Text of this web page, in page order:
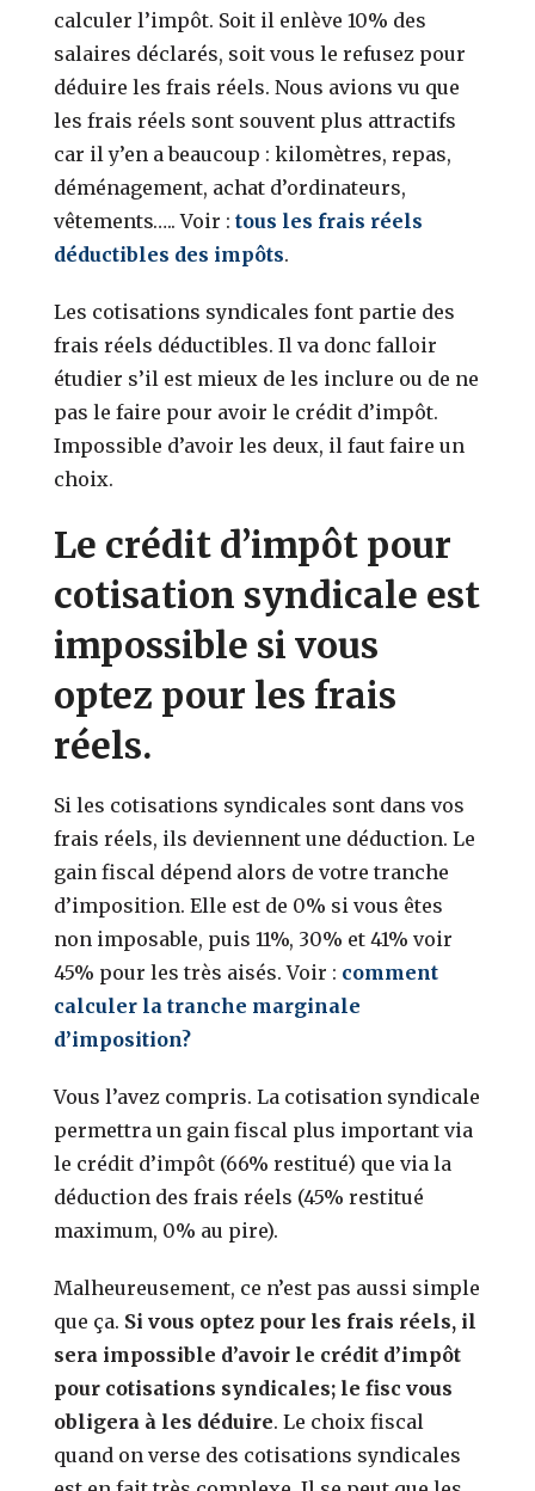
calculer l’impôt. Soit il enlève 10% des
salaires déclarés, soit vous le refusez pour
déduire les frais réels. Nous avions vu que
les frais réels sont souvent plus attractifs
car il y’en a beaucoup : kilomètres, repas,
déménagement, achat d’ordinateurs,
vêtements….. Voir :tous les frais réels
déductibles des impôts.
Les cotisations syndicales font partie des
frais réels déductibles. Il va donc falloir
étudier s’il est mieux de les inclure ou de ne
pas le faire pour avoir le crédit d’impôt.
Impossible d’avoir les deux, il faut faire un
choix.
Le crédit d’impôt pour
cotisation syndicale est
impossible si vous
optez pour les frais
réels.
Si les cotisations syndicales sont dans vos
frais réels, ils deviennent une déduction. Le
gain fiscal dépend alors de votre tranche
d’imposition. Elle est de 0% si vous êtes
non imposable, puis 11%, 30% et 41% voir
45% pour les très aisés. Voir : comment
calculer la tranche marginale
d’imposition?
Vous l’avez compris. La cotisation syndicale
permettra un gain fiscal plus important via
le crédit d’impôt (66% restitué) que via la
déduction des frais réels (45% restitué
maximum, 0% au pire).
Malheureusement, ce n’est pas aussi simple
que ça. Si vous optez pour les frais réels, il
sera impossible d’avoir le crédit d’impôt
pour cotisations syndicales; le fisc vous
obligera à les déduire. Le choix fiscal
quand on verse des cotisations syndicales